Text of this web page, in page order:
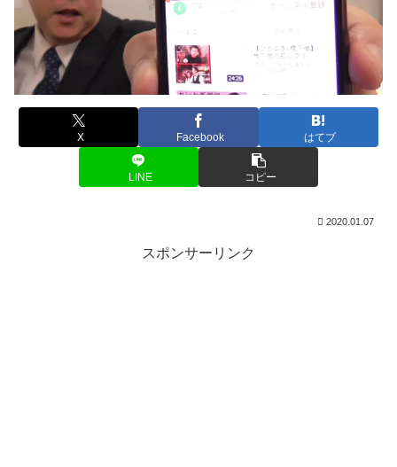
X Facebook はてブ
LINE コピー
2020.01.07
スポンサーリンク